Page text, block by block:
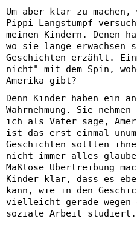
Um aber klar zu
Pippi Langstumpf
meinen Kindern. Denen
wo sie lange erwachsen
Geschichten erzählt.
nicht" mit dem Spin,
Amerika gibt?
Denn Kinder haben ein
Wahrnehmung. Sie
ich als Vater sage,
ist das erst einmal
Geschichten sollten
nicht immer alles
Maßlose Übertreibung
Kinder klar, dass es
kann, wie in den
vielleicht gerade wegen
soziale Arbeit studiert.